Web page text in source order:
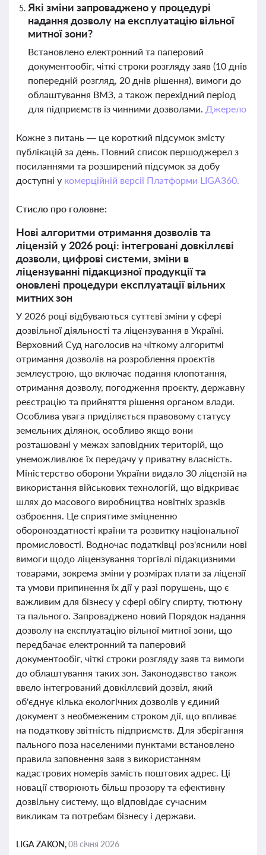
Які зміни запроваджено у процедурі
надання дозволу на експлуатацію вільної
митної зони?
Встановлено електронний та паперовий
документообіг, чіткі строки розгляду заяв (10 днів
попередній розгляд, 20 днів рішення), вимоги до
облаштування ВМЗ, а також перехідний період
для підприємств із чинними дозволами. Джерело
Кожне з питань — це короткий підсумок змісту
публікацій за день. Повний список першоджерел з
посиланнями та розширений підсумок за добу
доступні у комерційній версії Платформи LIGA360.
Стисло про головне:
Нові алгоритми отримання дозволів та
ліцензій у 2026 році: інтегровані довкіллєві
дозволи, цифрові системи, зміни в
ліцензуванні підакцизної продукції та
оновлені процедури експлуатації вільних
митних зон
У 2026 році відбуваються суттєві зміни у сфері
дозвільної діяльності та ліцензування в Україні.
Верховний Суд наголосив на чіткому алгоритмі
отримання дозволів на розроблення проєктів
землеустрою, що включає подання клопотання,
отримання дозволу, погодження проєкту, державну
реєстрацію та прийняття рішення органом влади.
Особлива увага приділяється правовому статусу
земельних ділянок, особливо якщо вони
розташовані у межах заповідних територій, що
унеможливлює їх передачу у приватну власність.
Міністерство оборони України видало 30 ліцензій на
використання військових технологій, що відкриває
шлях до масового виробництва новітніх зразків
озброєння. Це сприятиме зміцненню
обороноздатності країни та розвитку національної
промисловості. Водночас податківці роз'яснили нові
вимоги щодо ліцензування торгівлі підакцизними
товарами, зокрема зміни у розмірах плати за ліцензії
та умови припинення їх дії у разі порушень, що є
важливим для бізнесу у сфері обігу спирту, тютюну
та пального. Запроваджено новий Порядок надання
дозволу на експлуатацію вільної митної зони, що
передбачає електронний та паперовий
документообіг, чіткі строки розгляду заяв та вимоги
до облаштування таких зон. Законодавство також
ввело інтегрований довкіллєвий дозвіл, який
об'єднує кілька екологічних дозволів у єдиний
документ з необмеженим строком дії, що впливає
на податкову звітність підприємств. Для зберігання
пального поза населеними пунктами встановлено
правила заповнення заяв з використанням
кадастрових номерів замість поштових адрес. Ці
новації створюють більш прозору та ефективну
дозвільну систему, що відповідає сучасним
викликам та потребам бізнесу і держави.
LIGA ZAKON,08 січня 2026